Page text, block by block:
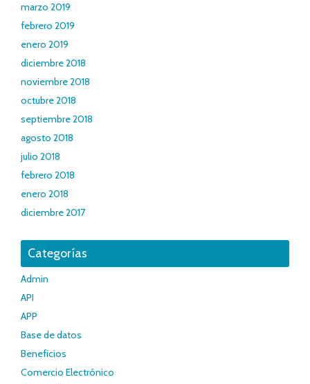
marzo 2019
febrero 2019
enero 2019
diciembre 2018
noviembre 2018
octubre 2018
septiembre 2018
agosto 2018
julio 2018
febrero 2018
enero 2018
diciembre 2017
Categorías
Admin
API
APP
Base de datos
Beneficios
Comercio Electrónico